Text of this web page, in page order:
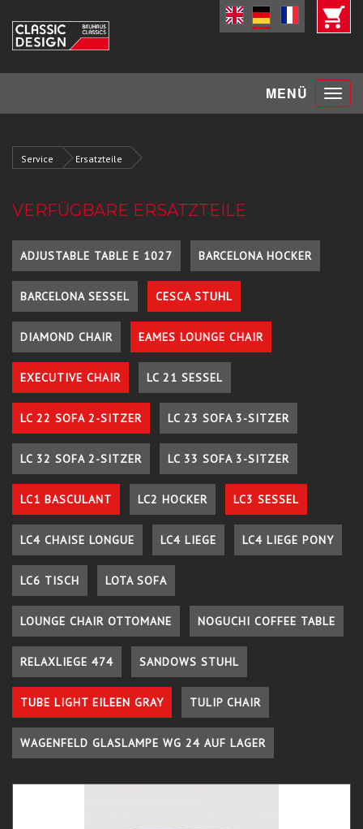
MENÜ Toggle
Service Ersatzteile
VERFÜGBARE ERSATZTEILE
ADJUSTABLE TABLE E 1027 BARCELONA HOCKER
BARCELONA SESSEL CESCA STUHL
DIAMOND CHAIR EAMES LOUNGE CHAIR
EXECUTIVE CHAIR LC 21 SESSEL
LC 22 SOFA 2-SITZER LC 23 SOFA 3-SITZER
LC 32 SOFA 2-SITZER LC 33 SOFA 3-SITZER
LC1 BASCULANT LC2 HOCKER LC3 SESSEL
LC4 CHAISE LONGUE LC4 LIEGE LC4 LIEGE PONY
LC6 TISCH LOTA SOFA
LOUNGE CHAIR OTTOMANE NOGUCHI COFFEE TABLE
RELAXLIEGE 474 SANDOWS STUHL
TUBE LIGHT EILEEN GRAY TULIP CHAIR
WAGENFELD GLASLAMPE WG 24 AUF LAGER